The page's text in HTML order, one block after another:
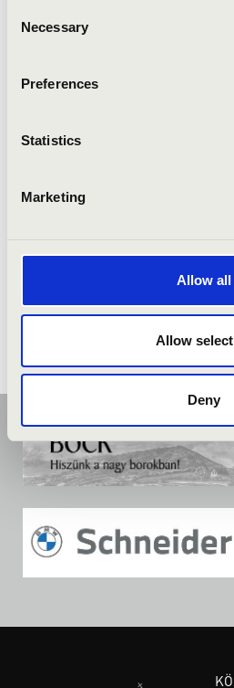
Selection
Necessary
Preferences
Statistics
Marketing
Allow all
Allow
Deny
Bach: Schmücke dich, o liebe
Bach: Esz-dúr preludium és
Antalffy-Zsiross Dezső:
Boellmann: Gótikus szvitből:
Toccata